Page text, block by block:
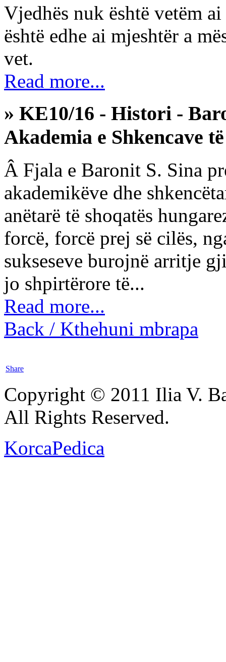
Vjedhës nuk është vetëm
është edhe ai mjeshtër a
vet.
Read more...
» KE10/16 - Histori -
Akademia e Shkencave
Â Fjala e Baronit S. Sina
akademikëve dhe
anëtarë të shoqatës
forcë, forcë prej së cilës,
sukseseve burojnë arritje
jo shpirtërore të...
Read more...
Back / Kthehuni mbrapa
Share
Copyright © 2011 Ilia V.
All Rights Reserved.
KorcaPedica